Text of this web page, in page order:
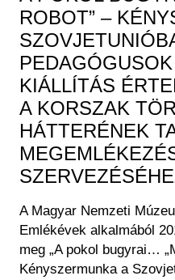
ROBOT” –
KIÁLLÍTÁS
A KORSZAK
HÁTTERÉNEK
A Magyar Nemzeti
Emlékévek alkalmából
meg „A pokol bugyrai…
Kényszermunka a